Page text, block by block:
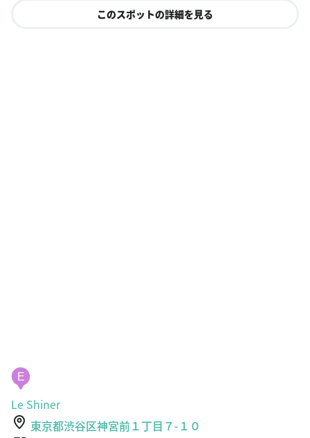
このスポットの詳細を見る
E
Le Shiner
東京都渋谷区神宮前１丁目７-１０